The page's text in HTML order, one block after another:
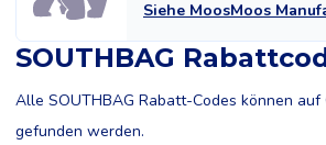
Siehe MoosMoos
SOUTHBAG
Alle SOUTHBAG Rabatt-Codes können auf
gefunden werden.